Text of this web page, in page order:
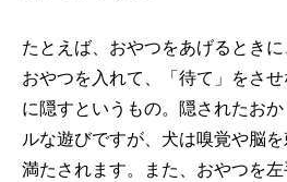
たとえば、おやつをあげるとき
おやつを入れて、「待て」をさ
に隠すというもの。隠されたお
ルな遊びですが、犬は嗅覚や脳
満たされます。また、おやつを